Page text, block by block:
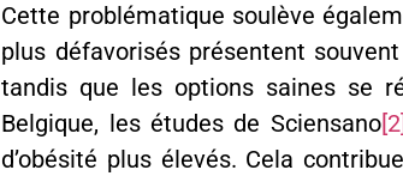
Cette problématique soulève
plus défavorisés présentent
tandis que les options saines se
Belgique, les études de Sciensano[2]
d’obésité plus élevés. Cela